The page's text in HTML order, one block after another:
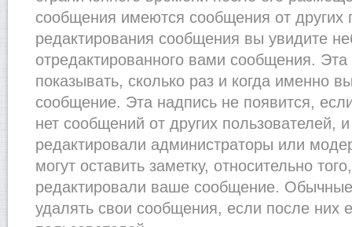
сообщения имеются сообщения от других
редактирования сообщения вы увидите
отредактированного вами сообщения. Эта
показывать, сколько раз и когда именно
сообщение. Эта надпись не появится,
нет сообщений от других пользователей,
редактировали администраторы или
могут оставить заметку, относительно
редактировали ваше сообщение. Обычные
удалять свои сообщения, если после них